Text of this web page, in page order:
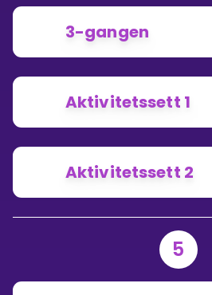
3-gangen
Aktivitetssett 1
Aktivitetssett 2
5